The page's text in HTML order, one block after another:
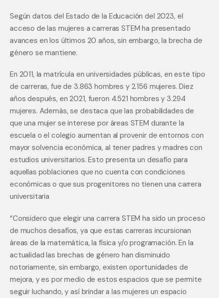
Según datos del Estado de la Educación del 2023, el
acceso de las mujeres a carreras STEM ha presentado
avances en los últimos 20 años, sin embargo, la brecha de
género se mantiene.
En 2011, la matrícula en universidades públicas, en este tipo
de carreras, fue de 3.863 hombres y 2.156 mujeres. Diez
años después, en 2021, fueron 4.521 hombres y 3.294
mujeres. Además, se destaca que las probabilidades de
que una mujer se interese por áreas STEM durante la
escuela o el colegio aumentan al provenir de entornos con
mayor solvencia económica, al tener padres y madres con
estudios universitarios. Esto presenta un desafío para
aquellas poblaciones que no cuenta con condiciones
económicas o que sus progenitores no tienen una carrera
universitaria
“Considero que elegir una carrera STEM ha sido un proceso
de muchos desafíos, ya que estas carreras incursionan
áreas de la matemática, la física y/o programación. En la
actualidad las brechas de género han disminuido
notoriamente, sin embargo, existen oportunidades de
mejora, y es por medio de estos espacios que se permite
seguir luchando, y así brindar a las mujeres un espacio